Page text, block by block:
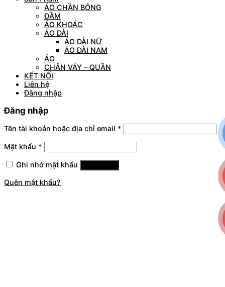
ÁO CHẦN BÔNG
ĐẦM
ÁO KHOÁC
ÁO DÀI
ÁO DÀI NỮ
ÁO DÀI NAM
ÁO
CHÂN VÁY – QUẦN
KẾT NỐI
Liên hệ
Đăng nhập
Đăng nhập
Tên tài khoản hoặc địa chỉ email *
Mật khẩu *
Ghi nhớ mật khẩu
Quên mật khẩu?